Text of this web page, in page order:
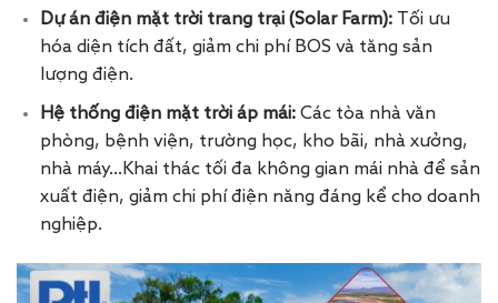
Dự án điện mặt trời trang trại (Solar Farm):Tối ưu
hóa diện tích đất, giảm chi phí BOS và tăng sản
lượng điện.
Hệ thống điện mặt trời áp mái:Các tòa nhà văn
phòng, bệnh viện, trường học, kho bãi, nhà xưởng,
nhà máy…Khai thác tối đa không gian mái nhà để sản
xuất điện, giảm chi phí điện năng đáng kể cho doanh
nghiệp.